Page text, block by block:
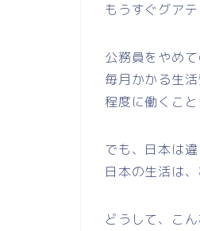
もうすぐグア
公務員をやめ
毎月かかる生
程度に働くこと
でも、日本は違
日本の生活は
どうして、こ